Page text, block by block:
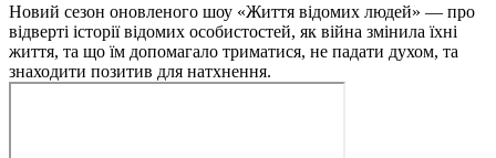
Новий сезон оновленого шоу «Життя відомих людей» — про
відверті історії відомих особистостей, як війна змінила їхні
життя, та що їм допомагало триматися, не падати духом, та
знаходити позитив для натхнення.